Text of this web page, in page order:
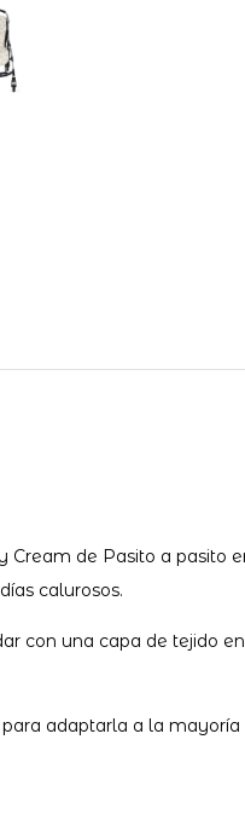
Cream de Pasito a
calurosos.
con una capa de tejido
adaptarla a la